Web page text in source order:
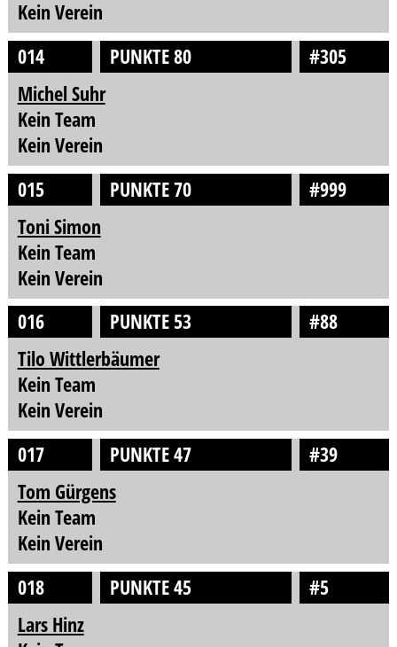
Kein Verein
014
PUNKTE 80
#305
Michel Suhr
Kein Team
Kein Verein
015
PUNKTE 70
#999
Toni Simon
Kein Team
Kein Verein
016
PUNKTE 53
#88
Tilo Wittlerbäumer
Kein Team
Kein Verein
017
PUNKTE 47
#39
Tom Gürgens
Kein Team
Kein Verein
018
PUNKTE 45
#5
Lars Hinz